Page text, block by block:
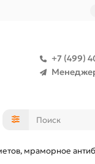
+7 (499)
мраморное